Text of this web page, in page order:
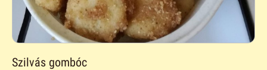
Szilvás gombóc